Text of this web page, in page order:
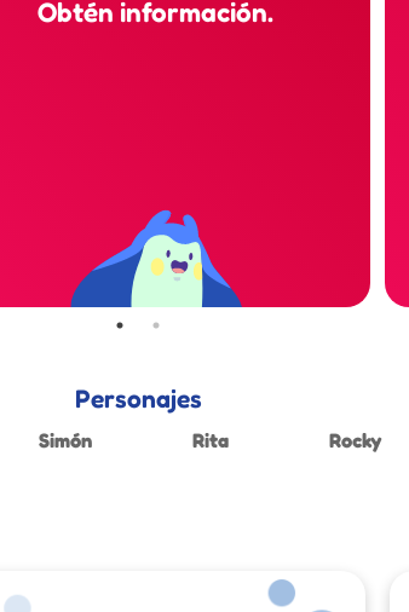
Obtén información.
Personajes
Simón Rita Rocky